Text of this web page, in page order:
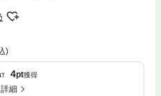
)
4pt獲得
細